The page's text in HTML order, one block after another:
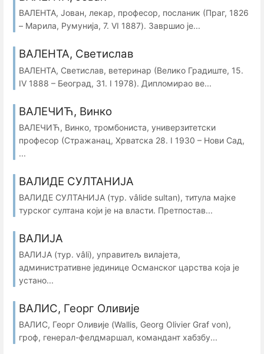
ВАЛЕНТА, Јован, лекар, професор, посланик (Праг, 1826
– Марила, Румунија, 7. VI 1887). Завршио је...
ВАЛЕНТА, Светислав
ВАЛЕНТА, Светислав, ветеринар (Велико Градиште, 15.
IV 1888 – Београд, 31. I 1978). Дипломирао ве...
ВАЛЕЧИЋ, Винко
ВАЛЕЧИЋ, Винко, тромбониста, универзитетски
професор (Стражанац, Хрватска 28. I 1930 – Нови Сад,
...
ВАЛИДЕ СУЛТАНИЈА
ВАЛИДЕ СУЛТАНИЈА (тур. vâlide sultan), титула мајке
турског султана који је на власти. Претпостав...
ВАЛИЈА
ВАЛИЈА (тур. vâli), управитељ вилајета,
административне јединице Османског царства која је
устано...
ВАЛИС, Георг Оливије
ВАЛИС, Георг Оливије (Wallis, Georg Olivier Graf von),
гроф, генерал-фелдмаршал, командант хабзбу...